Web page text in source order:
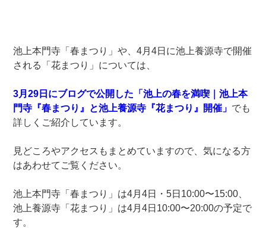
池上本門寺「春まつり」や、4月4日に池上養源寺で開催
される「花まつり」については、
3月29日にブログで公開した「池上の春を満喫｜池上本
門寺『春まつり』と池上養源寺『花まつり』開催」 でも
詳しくご紹介しています。
見どころやアクセスもまとめていますので、気になる方
はあわせてご覧ください。
池上本門寺「春まつり」は4月4日・5日10:00〜15:00、
池上養源寺「花まつり」は4月4日10:00〜20:00の予定で
す。